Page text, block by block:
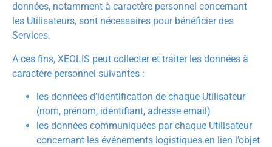
données, notamment à caractère personnel concernant
les Utilisateurs, sont nécessaires pour bénéficier des
Services.
A ces fins, XEOLIS peut collecter et traiter les données à
caractère personnel suivantes :
les données d’identification de chaque Utilisateur
(nom, prénom, identifiant, adresse email)
les données communiquées par chaque Utilisateur
concernant les événements logistiques en lien l’objet